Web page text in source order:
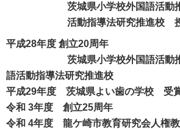
茨城県小学校外国語活動
活動指導法研究推進校
平成28年度 創立20周年
茨城県小学校外国語活動推進
語活動指導法研究推進校
平成29年度 茨城県よい歯の学校 受
令和 3年度 創立25周年
令和 4年度 龍ケ崎市教育研究会人権